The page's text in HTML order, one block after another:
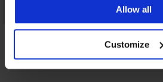
Allow all
Customize
4,9
Beha Fili verstevigd zonder
19,79 €32,99 €